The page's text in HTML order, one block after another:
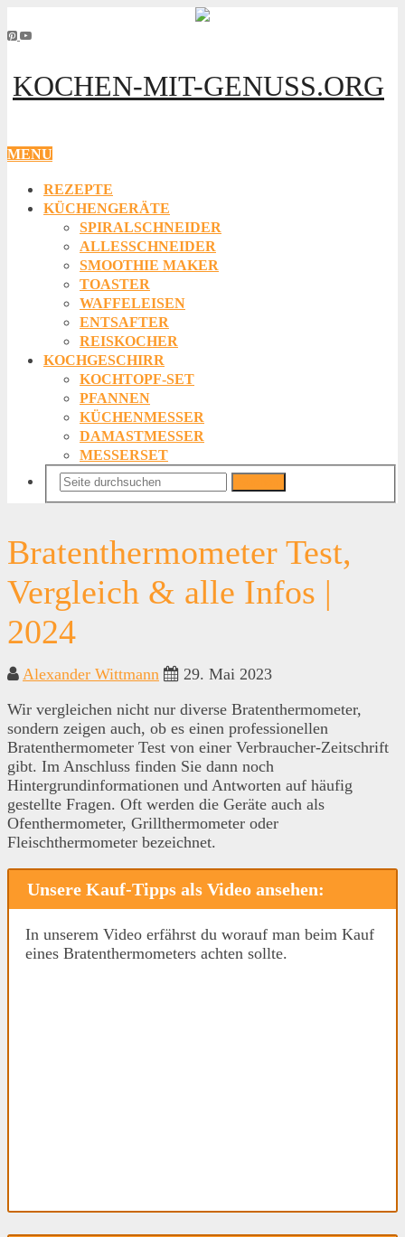
KOCHEN-MIT-GENUSS.ORG
MENU
REZEPTE
KÜCHENGERÄTE
SPIRALSCHNEIDER
ALLESSCHNEIDER
SMOOTHIE MAKER
TOASTER
WAFFELEISEN
ENTSAFTER
REISKOCHER
KOCHGESCHIRR
KOCHTOPF-SET
PFANNEN
KÜCHENMESSER
DAMASTMESSER
MESSERSET
Bratenthermometer Test,
Vergleich & alle Infos |
2024
Alexander Wittmann
29. Mai 2023
Wir vergleichen nicht nur diverse Bratenthermometer,
sondern zeigen auch, ob es einen professionellen
Bratenthermometer Test von einer Verbraucher-Zeitschrift
gibt. Im Anschluss finden Sie dann noch
Hintergrundinformationen und Antworten auf häufig
gestellte Fragen. Oft werden die Geräte auch als
Ofenthermometer, Grillthermometer oder
Fleischthermometer bezeichnet.
Unsere Kauf-Tipps als Video ansehen:
In unserem Video erfährst du worauf man beim Kauf
eines Bratenthermometers achten sollte.